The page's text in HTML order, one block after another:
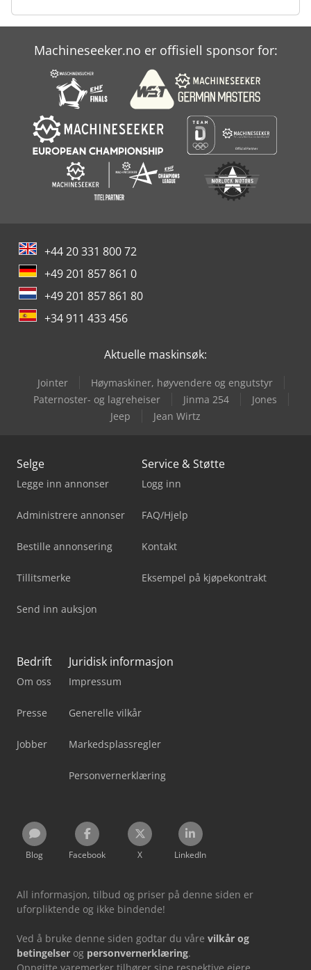
Machineseeker.no er offisiell sponsor for:
+44 20 331 800 72
+49 201 857 861 0
+49 201 857 861 80
+34 911 433 456
Aktuelle maskinsøk:
Jointer
Høymaskiner, høyvendere og engutstyr
Paternoster- og lagreheiser
Jinma 254
Jones
Jeep
Jean Wirtz
Selge
Legge inn annonser
Administrere annonser
Bestille annonsering
Tillitsmerke
Send inn auksjon
Service & Støtte
Logg inn
FAQ/Hjelp
Kontakt
Eksempel på kjøpekontrakt
Bedrift
Om oss
Presse
Jobber
Juridisk informasjon
Impressum
Generelle vilkår
Markedsplassregler
Personvernerklæring
Blog Facebook X LinkedIn
All informasjon, tilbud og priser på denne siden er
uforpliktende og ikke bindende!
Ved å bruke denne siden godtar du våre vilkår og
betingelser og personvernerklæring.